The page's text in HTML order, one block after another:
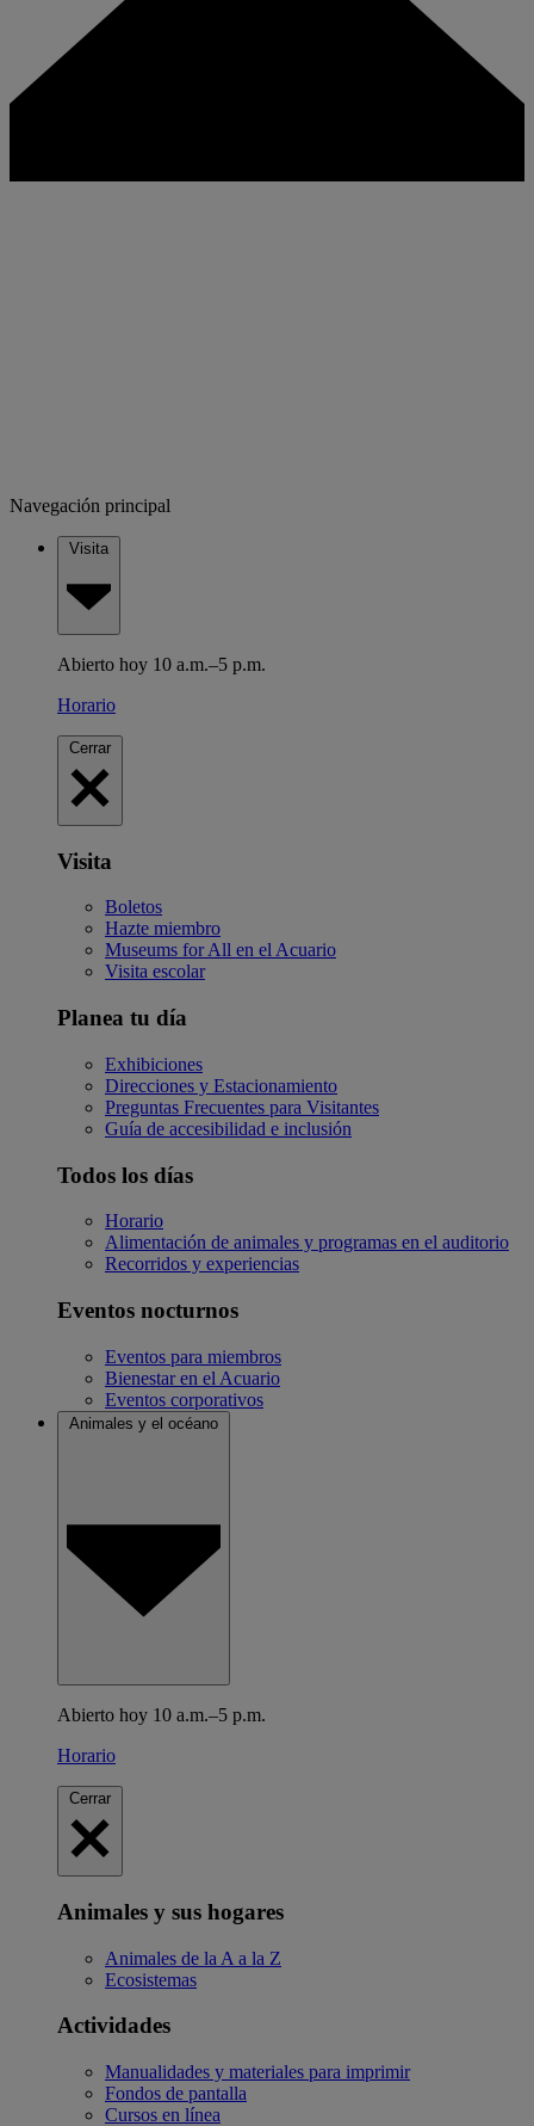
Navegación principal
Visita
Abierto hoy 10 a.m.–5 p.m.
Horario
Cerrar
Visita
Boletos
Hazte miembro
Museums for All en el Acuario
Visita escolar
Planea tu día
Exhibiciones
Direcciones y Estacionamiento
Preguntas Frecuentes para Visitantes
Guía de accesibilidad e inclusión
Todos los días
Horario
Alimentación de animales y programas en el auditorio
Recorridos y experiencias
Eventos nocturnos
Eventos para miembros
Bienestar en el Acuario
Eventos corporativos
Animales y el océano
Abierto hoy 10 a.m.–5 p.m.
Horario
Cerrar
Animales y sus hogares
Animales de la A a la Z
Ecosistemas
Actividades
Manualidades y materiales para imprimir
Fondos de pantalla
Cursos en línea